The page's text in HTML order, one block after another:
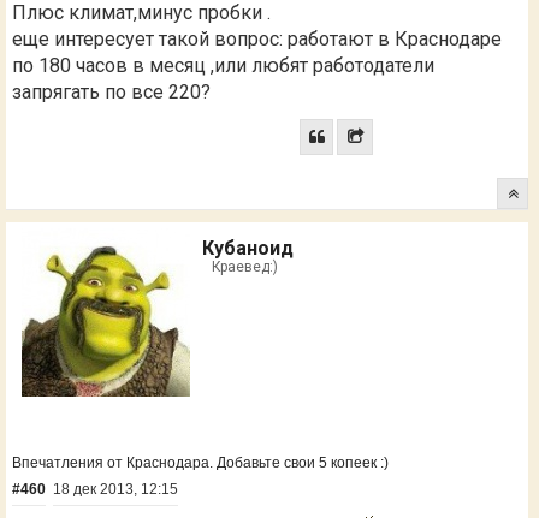
Плюс климат,минус пробки .
еще интересует такой вопрос: работают в Краснодаре
по 180 часов в месяц ,или любят работодатели
запрягать по все 220?
Кубаноид
Краевед:)
Впечатления от Краснодара. Добавьте свои 5 копеек :)
#460 18 дек 2013, 12:15